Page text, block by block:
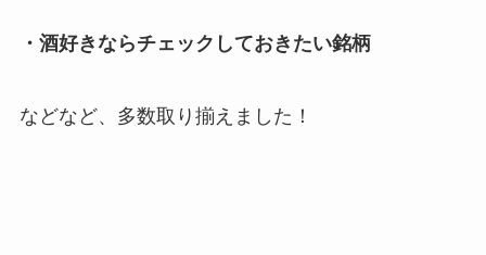
・酒好きならチェックしておきたい銘柄
などなど、多数取り揃えました！